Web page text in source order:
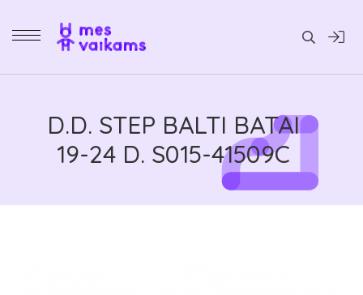
Daiktai
D.D. STEP BALTI BATAI
19-24 D. S015-41509C